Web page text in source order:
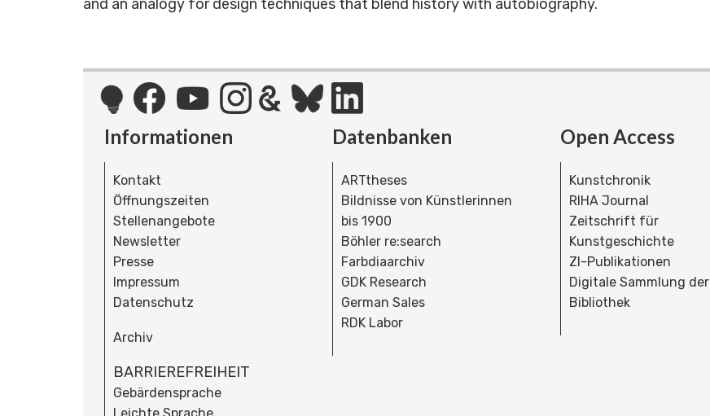
and an analogy for design techniques that blend history with autobiography.
Informationen
Kontakt
Öffnungszeiten
Stellenangebote
Newsletter
Presse
Impressum
Datenschutz
Archiv
BARRIEREFREIHEIT
Gebärdensprache
Datenbanken
ARTtheses
Bildnisse von Künstlerinnen
bis 1900
Böhler re:search
Farbdiaarchiv
GDK Research
German Sales
RDK Labor
Open Access
Kunstchronik
RIHA Journal
Zeitschrift für
Kunstgeschichte
ZI-Publikationen
Digitale Sammlung der
Bibliothek